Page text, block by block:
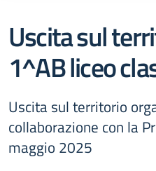
Uscita sul
1^AB liceo
Uscita sul territorio
collaborazione con la
maggio 2025